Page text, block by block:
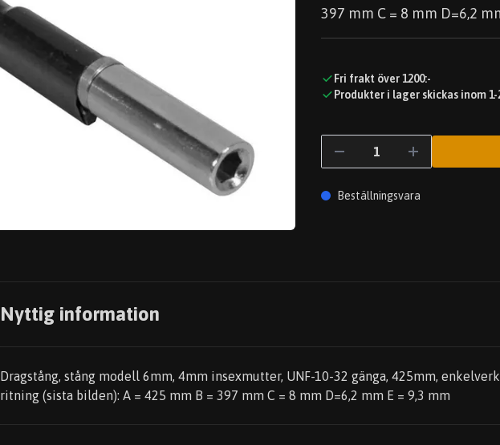
397 mm C = 8 mm D=6,2
Fri frakt över 1200:-
Produkter i lager skickas inom
Beställningsvara
Nyttig information
Dragstång, stång modell 6mm, 4mm insexmutter, UNF-10-32 gänga, 425mm,
ritning (sista bilden): A = 425 mm B = 397 mm C = 8 mm D=6,2 mm E = 9,3 mm